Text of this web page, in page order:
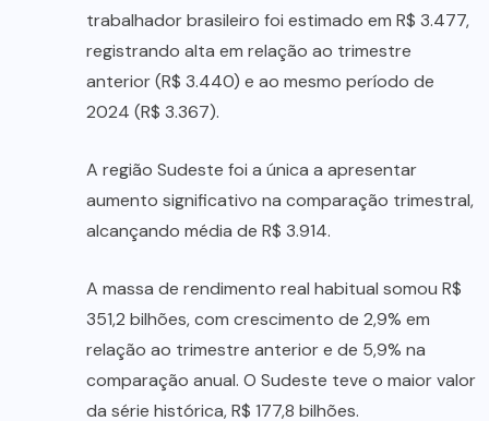
trabalhador brasileiro foi estimado em R$ 3.477,
registrando alta em relação ao trimestre
anterior (R$ 3.440) e ao mesmo período de
2024 (R$ 3.367).
A região Sudeste foi a única a apresentar
aumento significativo na comparação trimestral,
alcançando média de R$ 3.914.
A massa de rendimento real habitual somou R$
351,2 bilhões, com crescimento de 2,9% em
relação ao trimestre anterior e de 5,9% na
comparação anual. O Sudeste teve o maior valor
da série histórica, R$ 177,8 bilhões.